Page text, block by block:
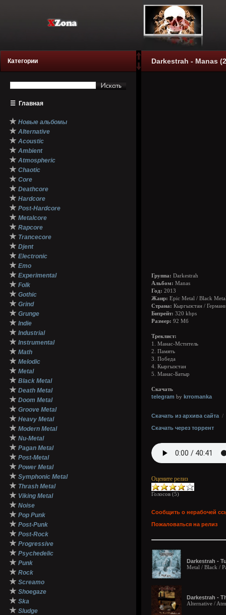
Категории
☰ Главная
★ Новые альбомы
★ Alternative
★ Acoustic
★ Ambient
★ Atmospheric
★ Chaotic
★ Core
★ Deathcore
★ Hardcore
★ Post-Hardcore
★ Metalcore
★ Rapcore
★ Trancecore
★ Djent
★ Electronic
★ Emo
★ Experimental
★ Folk
★ Gothic
★ Grind
★ Grunge
★ Indie
★ Industrial
★ Instrumental
★ Math
★ Melodic
★ Metal
★ Black Metal
★ Death Metal
★ Doom Metal
★ Groove Metal
★ Heavy Metal
★ Modern Metal
★ Nu-Metal
★ Pagan Metal
★ Post-Metal
★ Power Metal
★ Symphonic Metal
★ Thrash Metal
★ Viking Metal
★ Noise
★ Pop Punk
★ Post-Punk
★ Post-Rock
★ Progressive
★ Psychedelic
★ Punk
★ Rock
★ Screamo
★ Shoegaze
★ Ska
★ Sludge
Darkestrah - Manas
Группа: Darkestrah
Альбом: Manas
Год: 2013
Жанр: Epic Metal / Black
Страна: Кыргызстан /
Битрейт: 320 kbps
Размер: 92 Мб
Треклист:
1. Манас-Мститель
2. Память
3. Победа
4. Кыргызстан
5. Манас-Батыр
Скачать
telegram by krromanka
Скачать из архива сайта /
Скачать через торрент
Оцените релиз
Голосов (5)
Сообщить о нерабочей
Пожаловаться на релиз
Darkestrah -
Metal / Black /
Darkestrah -
Alternative /